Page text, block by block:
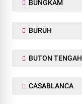
BUNGKAM
BURUH
BUTON TENGAH
CASABLANCA